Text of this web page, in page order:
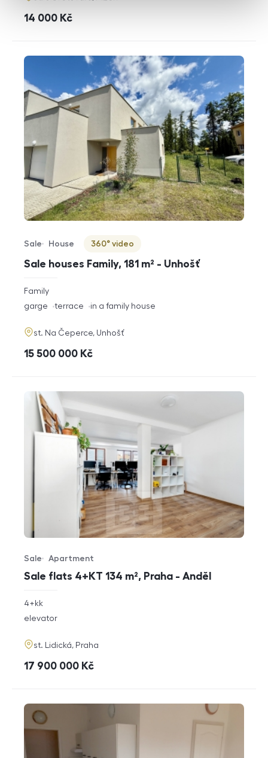
cena
14 000 Kč
Sale houses Family, 181 m² - Unhošť
Offer type
Sale
Property type
House
Virtuální prohlídka
360° video
rozměry
disposition
Family
funkce
garge terrace in a family house
adresa
st. Na Čeperce, Unhošť
cena
15 500 000 Kč
Sale flats 4+KT 134 m², Praha - Anděl
Offer type
Sale
Property type
Apartment
rozměry
4+kk
funkce
elevator
adresa
st. Lidická, Praha
cena
17 900 000 Kč